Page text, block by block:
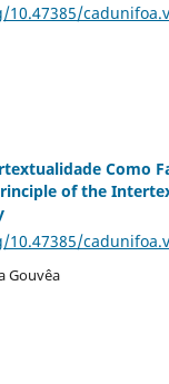
Como
of the
Gouvêa